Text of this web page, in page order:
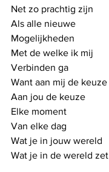
Net zo prachtig zijn
Als alle nieuwe
Mogelijkheden
Met de welke ik mij
Verbinden ga
Want aan mij de keuze
Aan jou de keuze
Elke moment
Van elke dag
Wat je in jouw wereld
Wat je in de wereld zet